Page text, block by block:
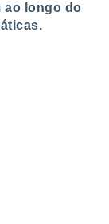
ao longo do